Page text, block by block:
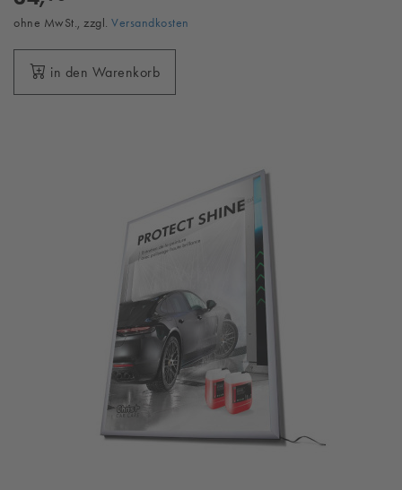
ohne MwSt., zzgl. Versandkosten
in den Warenkorb